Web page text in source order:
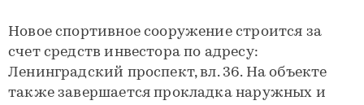
Новое спортивное сооружение строится за
счет средств инвестора по адресу:
Ленинградский проспект, вл. 36. На объекте
также завершается прокладка наружных и